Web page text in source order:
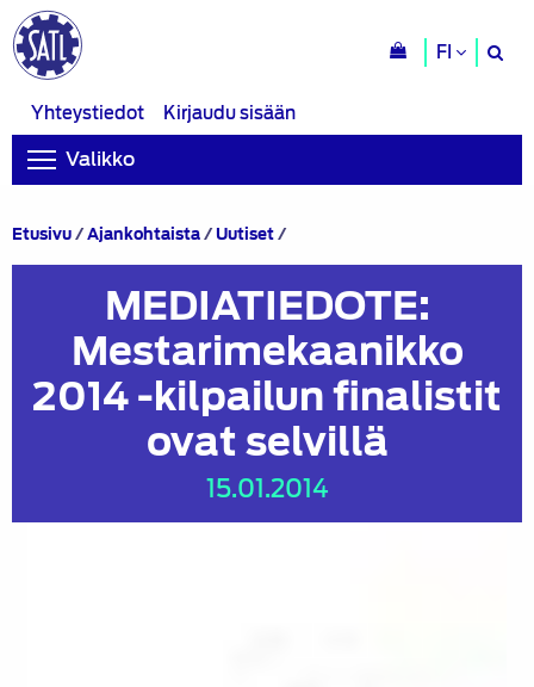
FI
Yhteystiedot
Kirjaudu sisään
Valikko
Etusivu/Ajankohtaista/Uutiset/MEDIATIEDOTE:
-
kilpailun
finalistit
ovat
selvillä
MEDIATIEDOTE:
Mestarimekaanikko
2014 -kilpailun finalistit
ovat selvillä
15.01.2014